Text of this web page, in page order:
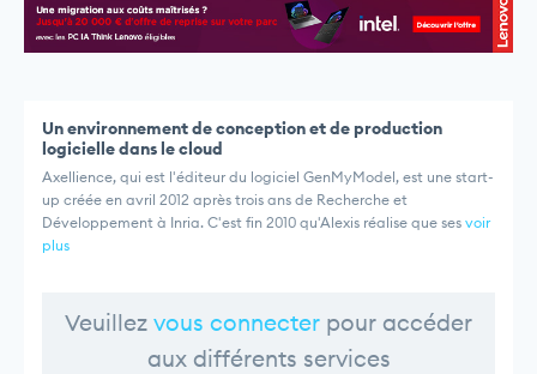
Un environnement de conception et de production
logicielle dans le cloud
Axellience, qui est l'éditeur du logiciel GenMyModel, est une start-
up créée en avril 2012 après trois ans de Recherche et
Développement à Inria. C'est fin 2010 qu'Alexis réalise que ses voir
plus
Veuillez vous connecter pour accéder
aux différents services